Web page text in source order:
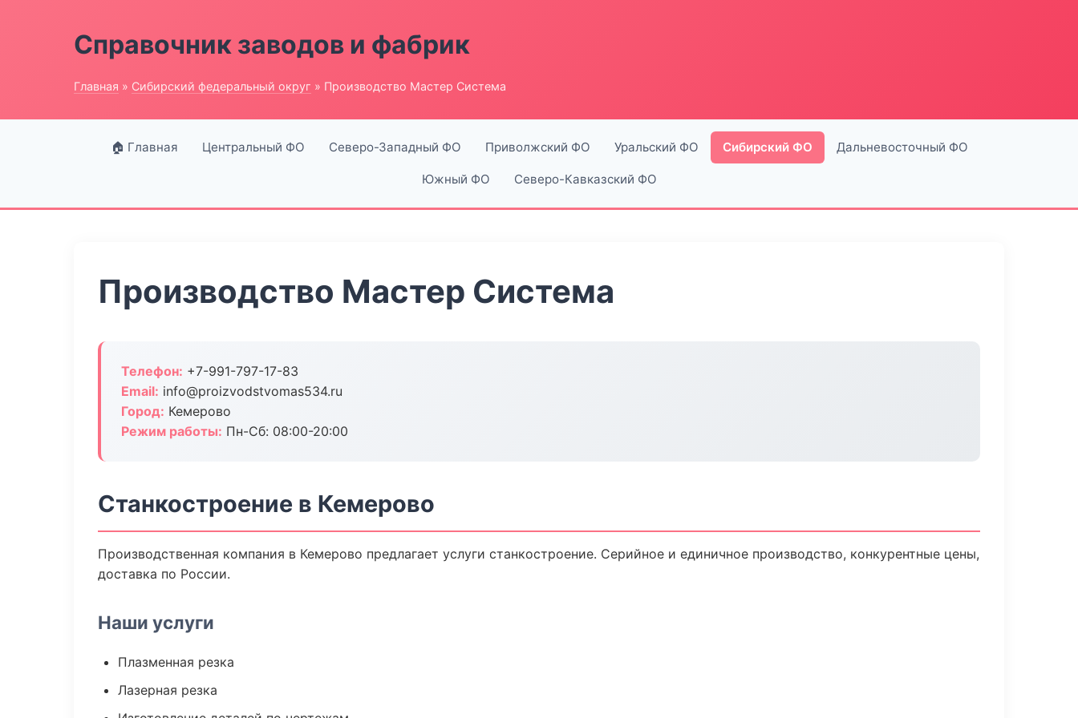
Справочник заводов и фабрик
Главная » Сибирский федеральный округ » Производство Мастер Система
🏠 Главная Центральный ФО Северо-Западный ФО Приволжский ФО Уральский ФО Сибирский ФО Дальневосточный ФО
Южный ФО Северо-Кавказский ФО
Производство Мастер Система
Телефон: +7-991-797-17-83
Email: info@proizvodstvomas534.ru
Город: Кемерово
Режим работы: Пн-Сб: 08:00-20:00
Станкостроение в Кемерово
Производственная компания в Кемерово предлагает услуги станкостроение. Серийное и единичное производство, конкурентные цены,
доставка по России.
Наши услуги
Плазменная резка
Лазерная резка